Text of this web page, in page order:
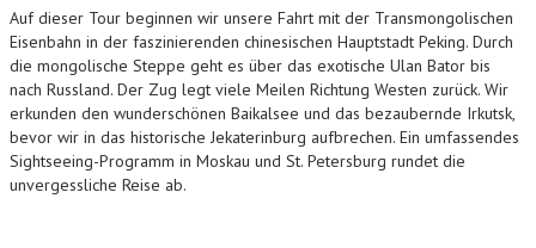
Auf dieser Tour beginnen wir unsere Fahrt mit der Transmongolischen
Eisenbahn in der faszinierenden chinesischen Hauptstadt Peking. Durch
die mongolische Steppe geht es über das exotische Ulan Bator bis
nach Russland. Der Zug legt viele Meilen Richtung Westen zurück. Wir
erkunden den wunderschönen Baikalsee und das bezaubernde Irkutsk,
bevor wir in das historische Jekaterinburg aufbrechen. Ein umfassendes
Sightseeing-Programm in Moskau und St. Petersburg rundet die
unvergessliche Reise ab.